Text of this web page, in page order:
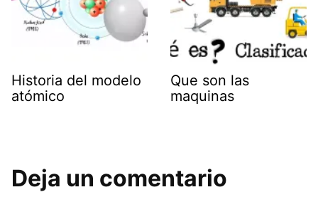
Historia del modelo
atómico
Que son las
maquinas
Deja un comentario